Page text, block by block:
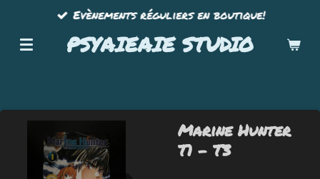
contenu
PSYAIEAIE STUDIO
Evènements réguliers en boutique!
Marine Hunter
T1 - T3